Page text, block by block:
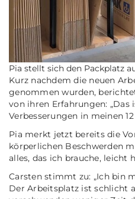
Pia stellt sich den Packplatz
Kurz nachdem die neuen
genommen wurden,
von ihren Erfahrungen: „Das
Verbesserungen in meinen
Pia merkt jetzt bereits die
körperlichen Beschwerden
alles, das ich brauche, leicht
Carsten stimmt zu: „Ich bin
Der Arbeitsplatz ist schlicht